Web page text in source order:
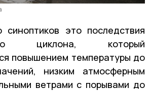
это последствия
циклона, который
повышением температуры до
низким атмосферным
ветрами с порывами до